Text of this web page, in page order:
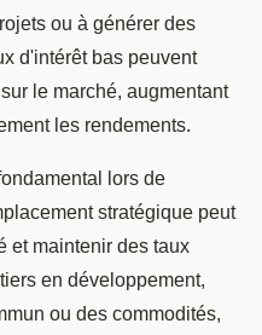
ou à générer des
d'intérêt bas peuvent
le marché, augmentant
les rendements.
lors de
stratégique peut
et maintenir des taux
en développement,
ou des commodités,